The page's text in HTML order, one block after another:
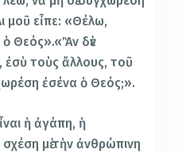
μοῦ εἶπε: «Θέλω,
ὁ Θεός».«Ἂν δὲν
ἐσὺ τοὺς ἄλλους, τοῦ
ἐσένα ὁ Θεός;».
ἡ ἀγάπη, ἡ
σχέση μὲ τὴν ἀνθρώπινη